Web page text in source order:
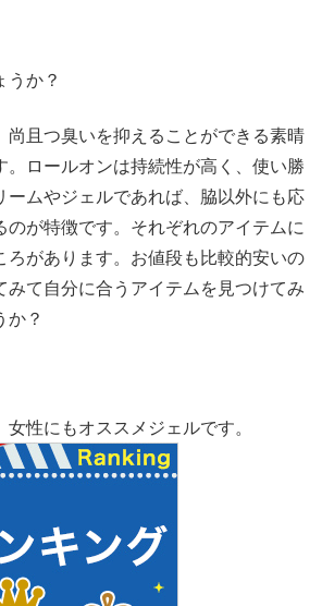
うか？
尚且つ臭いを抑えることができる素晴
。ロールオンは持続性が高く、使い勝
ームやジェルであれば、脇以外にも応
のが特徴です。それぞれのアイテムに
ろがあります。お値段も比較的安いの
みて自分に合うアイテムを見つけてみ
か？
性にもオススメジェルです。